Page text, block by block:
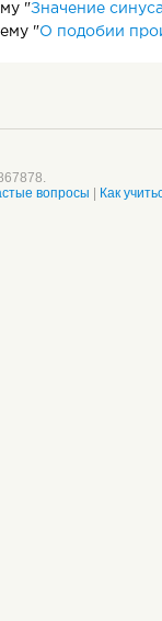
"Значение
"О подобии
вопросы Как